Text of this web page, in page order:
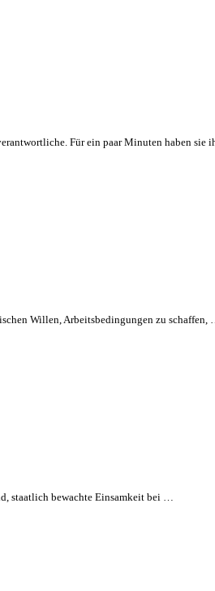
Für ein paar Minuten haben sie
Willen, Arbeitsbedingungen zu schaffen, …
staatlich bewachte Einsamkeit bei …